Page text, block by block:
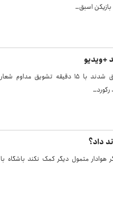
اسبق…
+ویدیو
هواداران تراکتور در حاشیه مراسم امروز موفق شدند با ۱۵ دقیقه تشویق مداوم شعار
رکورد…
متمول دیگر کمک نکند باشگاه با